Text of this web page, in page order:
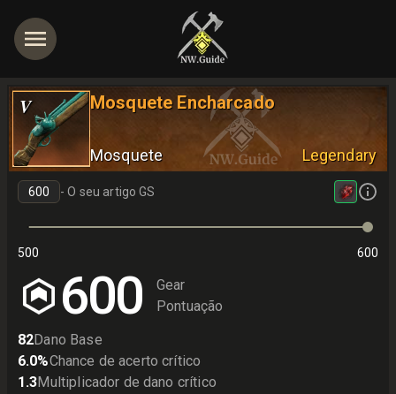
V Mosquete Encharcado
Mosquete Legendary
-O seu artigo GS
500 600
600
Gear
Pontuação
82Dano Base
6.0%Chance de acerto crítico
1.3Multiplicador de dano crítico